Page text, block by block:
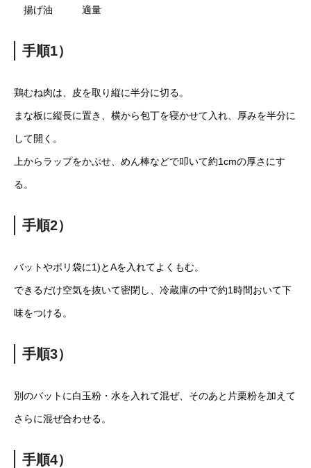
揚げ油 適量
手順1）
鶏むね肉は、皮を取り縦に半分に切る。
まな板に縦長に置き、横から包丁を寝かせて入れ、厚みを半分に
して開く。
上からラップをかぶせ、めん棒などで叩いて約1cmの厚さにす
る。
手順2）
バットやポリ袋に1)とAを入れてよくもむ。
できるだけ空気を抜いて密閉し、冷蔵庫の中で約1時間おいて下
味をつける。
手順3）
別のバットに白玉粉・水を入れて混ぜ、そのあと片栗粉を加えて
さらに混ぜ合わせる。
手順4）